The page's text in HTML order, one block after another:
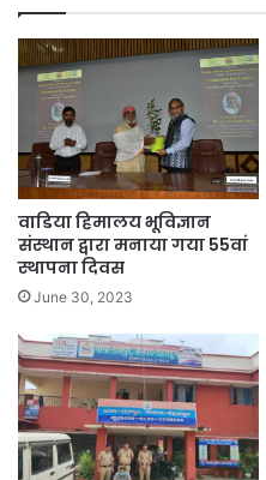
वाडिया हिमालय भूविज्ञान
संस्थान द्वारा मनाया गया 55वां
स्थापना दिवस
June 30, 2023